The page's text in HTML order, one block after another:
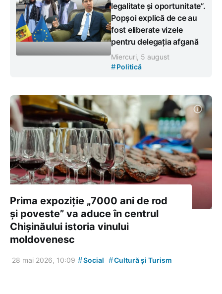
legalitate și oportunitate”.
Popșoi explică de ce au
fost eliberate vizele
pentru delegația afgană
Miercuri, 5 august
#Politică
Prima expoziție „7000 ani de rod
și poveste” va aduce în centrul
Chișinăului istoria vinului
moldovenesc
28 mai 2026, 10:09 #Social #Cultură și Turism